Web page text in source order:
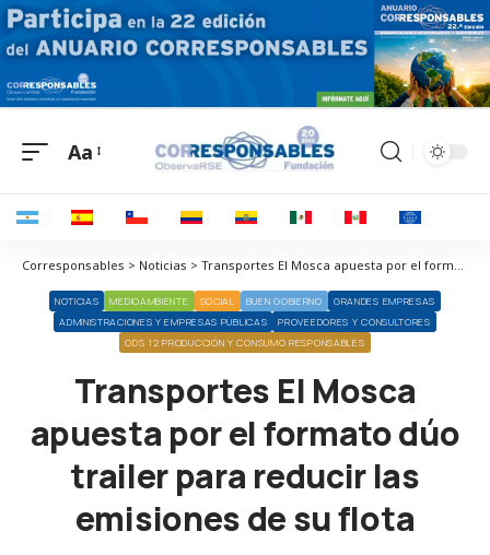
Aa
Corresponsables > Noticias > Transportes El Mosca apuesta por el formato dúo trailer para reducir las emisiones de su flota
NOTICIAS MEDIOAMBIENTE SOCIAL BUEN GOBIERNO
GRANDES EMPRESAS
ADMINISTRACIONES Y EMPRESAS PÚBLICAS
PROVEEDORES Y CONSULTORES
ODS 12 PRODUCCIÓN Y CONSUMO RESPONSABLES
Transportes El Mosca
apuesta por el formato dúo
trailer para reducir las
emisiones de su flota